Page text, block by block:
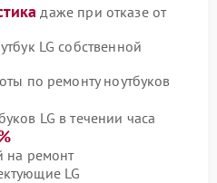
даже при отказе от
LG собственной
по ремонту ноутбуков
LG в течении часа
на ремонт
LG